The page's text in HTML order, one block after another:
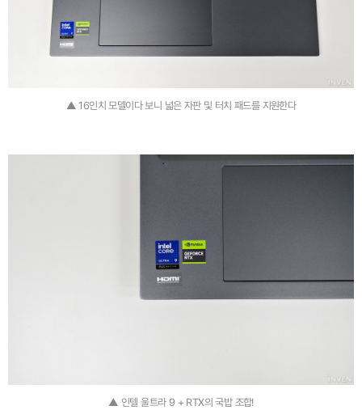
▲ 16인치 모델이다 보니 넓은 자판 및 터치 패드를 지원한다
▲ 인텔 울트라 9 + RTX의 국밥 조합!